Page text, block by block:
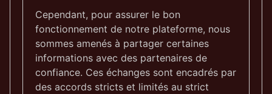
Cependant, pour assurer le bon
fonctionnement de notre plateforme, nous
sommes amenés à partager certaines
informations avec des partenaires de
confiance. Ces échanges sont encadrés par
des accords stricts et limités au strict